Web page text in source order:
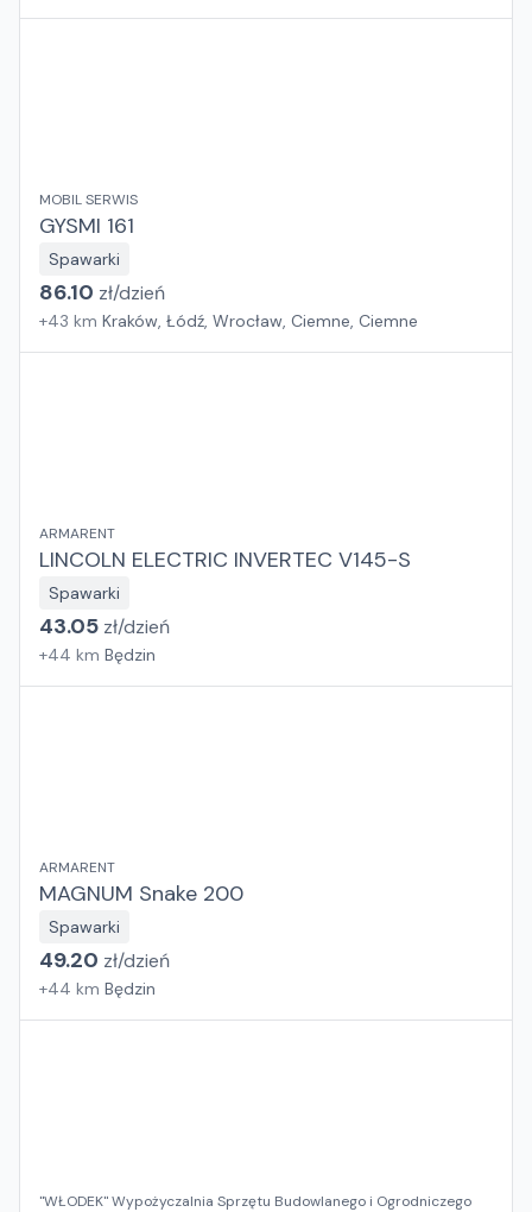
MOBIL SERWIS
GYSMI 161
Spawarki
86.10 zł/dzień
+43 km Kraków, Łódź, Wrocław, Ciemne, Ciemne
ARMARENT
LINCOLN ELECTRIC INVERTEC V145-S
Spawarki
43.05 zł/dzień
+44 km Będzin
ARMARENT
MAGNUM Snake 200
Spawarki
49.20 zł/dzień
+44 km Będzin
"WŁODEK" Wypożyczalnia Sprzętu Budowlanego i Ogrodniczego